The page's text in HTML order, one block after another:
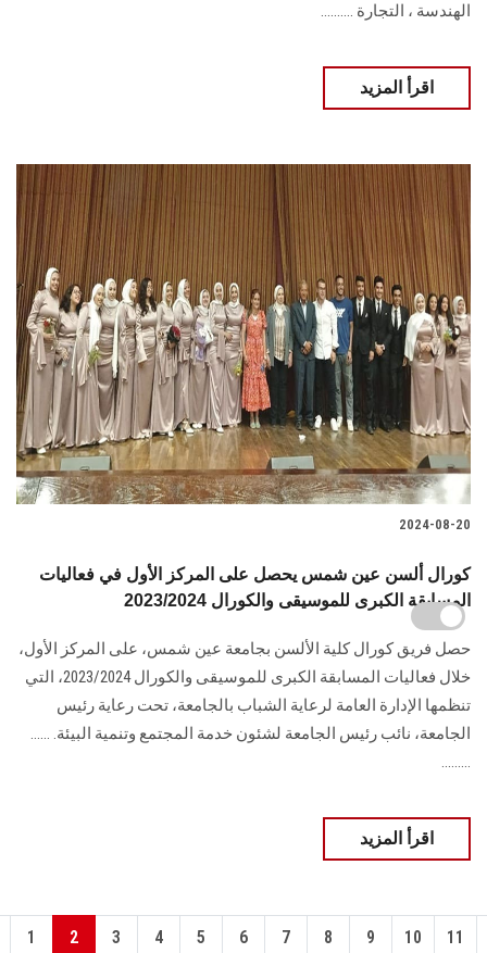
الهندسة ، التجارة ..........
اقرأ المزيد
2024-08-20
كورال ألسن عين شمس يحصل على المركز الأول في فعاليات
المسابقة الكبرى للموسيقى والكورال 2023/2024
حصل فريق كورال كلية الألسن بجامعة عين شمس، على المركز الأول،
خلال فعاليات المسابقة ‏الكبرى للموسيقى والكورال 2023/2024، التي
تنظمها الإدارة العامة لرعاية الشباب بالجامعة، ‏تحت رعاية رئيس
الجامعة، نائب رئيس ‏الجامعة لشئون خدمة المجتمع وتنمية البيئة.‏ ......
.........
اقرأ المزيد
1 2 3 4 5 6 7 8 9 10 11